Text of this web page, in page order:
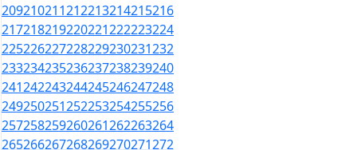
209210211212213214215216
217218219220221222223224
225226227228229230231232
233234235236237238239240
241242243244245246247248
249250251252253254255256
257258259260261262263264
265266267268269270271272